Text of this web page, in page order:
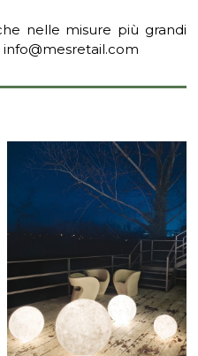
nelle misure più grandi